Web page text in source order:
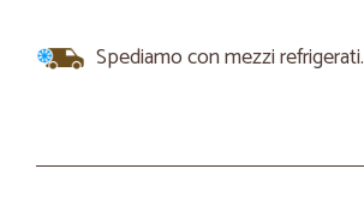
Spediamo con mezzi refrigerati.